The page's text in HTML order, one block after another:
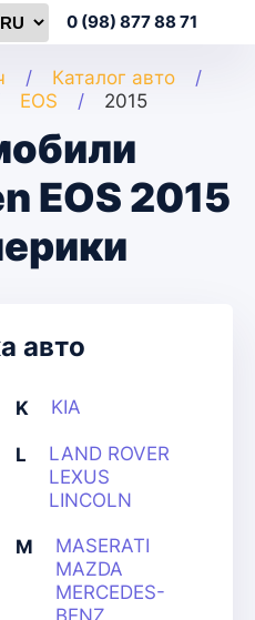
0 (98) 877 88 71
Каталог авто
EOS 2015
EOS 2015
авто
K KIA
L
LAND ROVER
LEXUS
LINCOLN
M
MASERATI
MAZDA
MERCEDES-
BENZ